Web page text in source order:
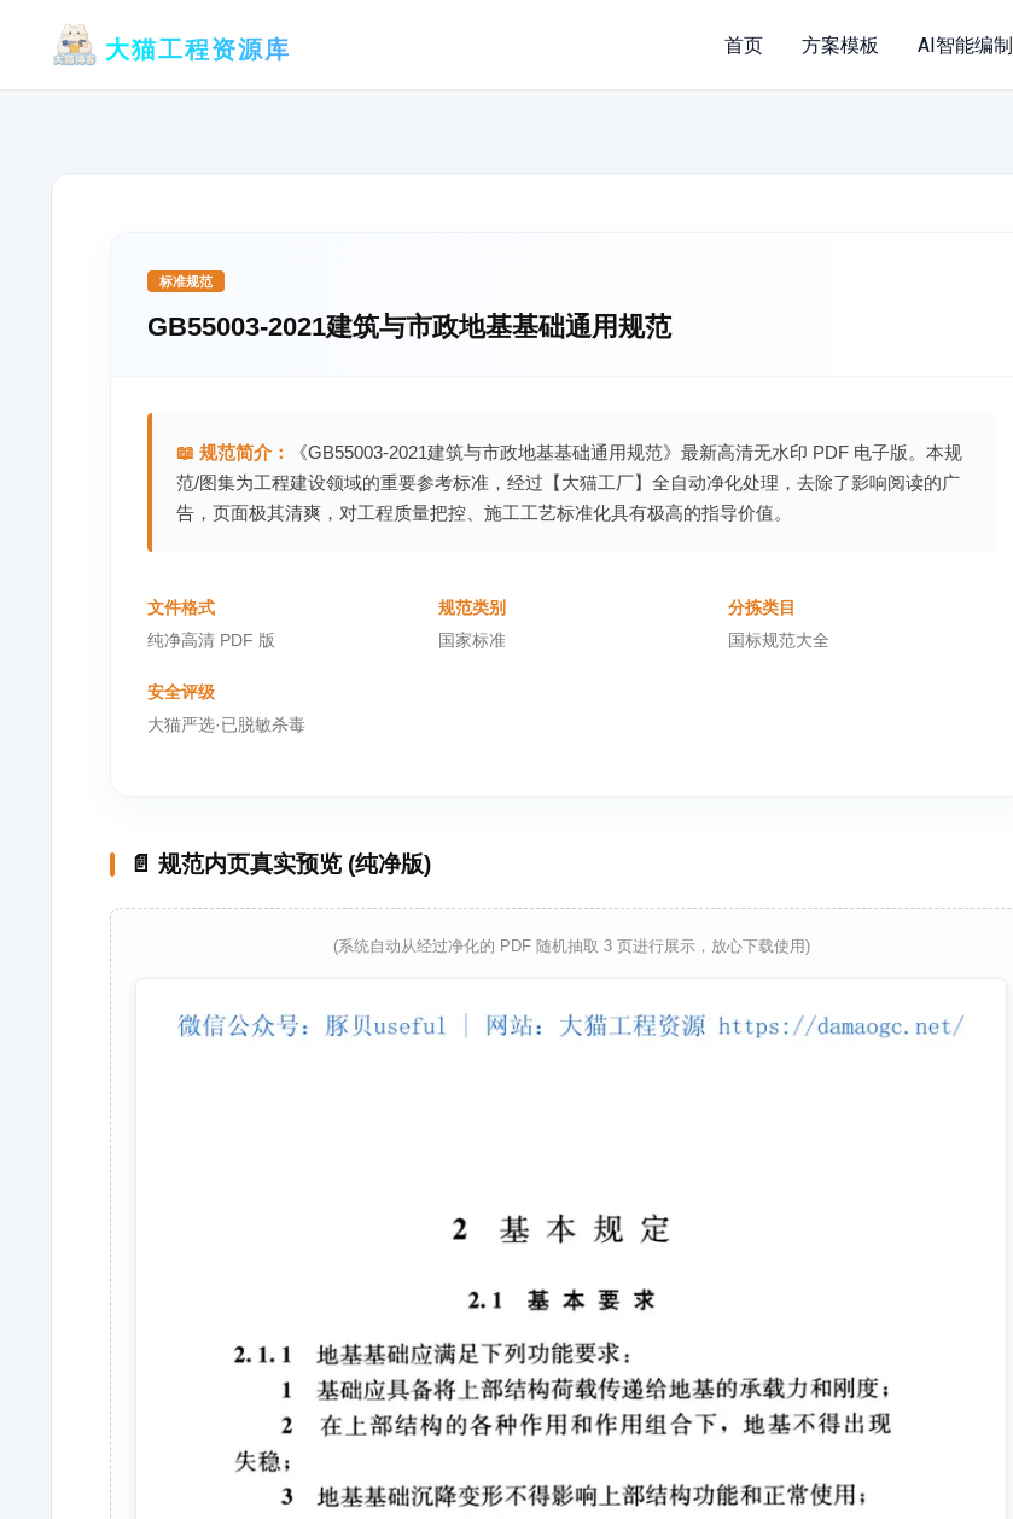
大猫工程资源库 首页 方案模板 AI智能编制
标准规范
GB55003-2021建筑与市政地基基础通用规范
📖 规范简介：
《GB55003-2021建筑与市政地基基础通用规范》最新高清无水印 PDF 电子版。本规
范/图集为工程建设领域的重要参考标准，经过【大猫工厂】全自动净化处理，去除了影响阅读的广
告，页面极其清爽，对工程质量把控、施工工艺标准化具有极高的指导价值。
文件格式
纯净高清 PDF 版
规范类别
国家标准
分拣类目
国标规范大全
安全评级
大猫严选·已脱敏杀毒
📄 规范内页真实预览 (纯净版)
(系统自动从经过净化的 PDF 随机抽取 3 页进行展示，放心下载使用)